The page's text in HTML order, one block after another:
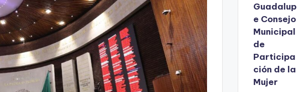
Guadalup
e Consejo
Municipal
de
Participa
ción de la
Mujer